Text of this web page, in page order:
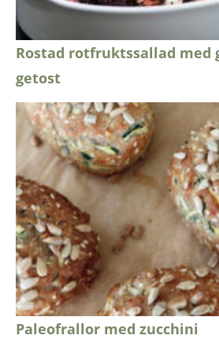
Rostad rotfruktssallad med
getost
Paleofrallor med zucchini